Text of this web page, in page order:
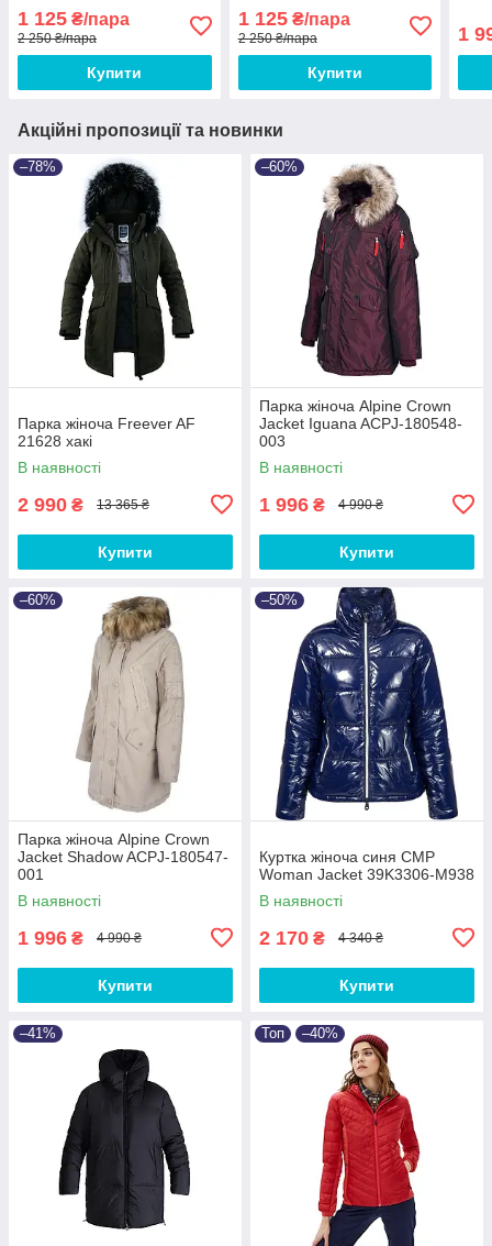
1 125 ₴/пара
2 250 ₴/пара
Купити
1 125₴/пара
2 250 ₴/пара
Купити
1
Акційні пропозиції та новинки
–78%
Парка жіноча Freever AF
21628 хакі
В наявності
2 990 ₴ 13 365 ₴
Купити
–60%
Парка жіноча Alpine Crown
Jacket Iguana ACPJ-180548-
003
В наявності
1 996 ₴ 4 990 ₴
Купити
–60%
Парка жіноча Alpine Crown
Jacket Shadow ACPJ-180547-
001
В наявності
1 996 ₴ 4 990 ₴
Купити
–50%
Куртка жіноча синя CMP
Woman Jacket 39K3306-M938
В наявності
2 170 ₴ 4 340 ₴
Купити
–41% Топ –40%